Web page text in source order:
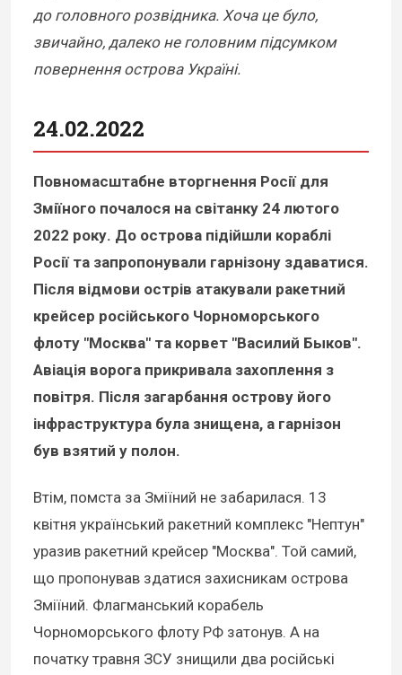
до головного розвідника. Хоча це було,
звичайно, далеко не головним підсумком
повернення острова Україні.
24.02.2022
Повномасштабне вторгнення Росії для
Зміїного почалося на світанку 24 лютого
2022 року. До острова підійшли кораблі
Росії та запропонували гарнізону здаватися.
Після відмови острів атакували ракетний
крейсер російського Чорноморського
флоту "Москва" та корвет "Василий Быков".
Авіація ворога прикривала захоплення з
повітря. Після загарбання острову його
інфраструктура була знищена, а гарнізон
був взятий у полон.
Втім, помста за Зміїний не забарилася. 13
квітня український ракетний комплекс "Нептун"
уразив ракетний крейсер "Москва". Той самий,
що пропонував здатися захисникам острова
Зміїний. Флагманський корабель
Чорноморського флоту РФ затонув. А на
початку травня ЗСУ знищили два російські